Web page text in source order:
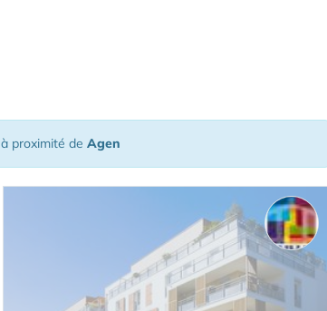
à proximité de Agen